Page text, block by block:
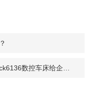
床给企业制造更好的收益